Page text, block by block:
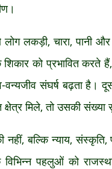
लकड़ी, चारा, पानी और
को प्रभावित
संघर्ष बढ़ता है।
मिले, तो उसकी संख्या
नहीं, बल्कि न्याय,
पहलुओं को